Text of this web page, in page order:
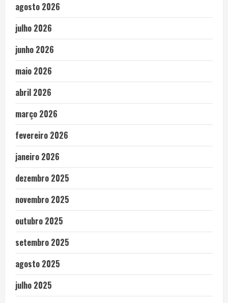
agosto 2026
julho 2026
junho 2026
maio 2026
abril 2026
março 2026
fevereiro 2026
janeiro 2026
dezembro 2025
novembro 2025
outubro 2025
setembro 2025
agosto 2025
julho 2025